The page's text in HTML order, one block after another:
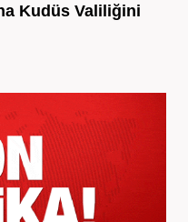
Kudüs Valiliğini